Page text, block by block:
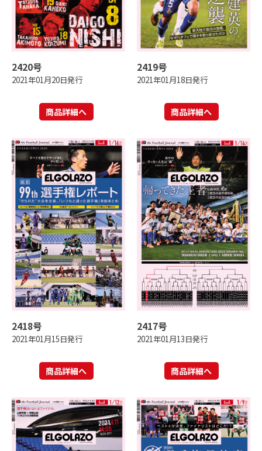
2420号
2021年01月20日発行
商品詳細へ
2419号
2021年01月18日発行
商品詳細へ
2418号
2021年01月15日発行
商品詳細へ
2417号
2021年01月13日発行
商品詳細へ